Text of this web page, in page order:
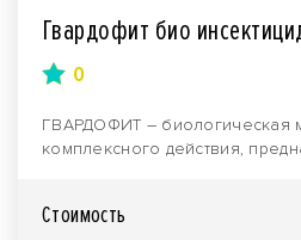
Гвардофит био
0
ГВАРДОФИТ – биологическая
комплексного действия,
Стоимость